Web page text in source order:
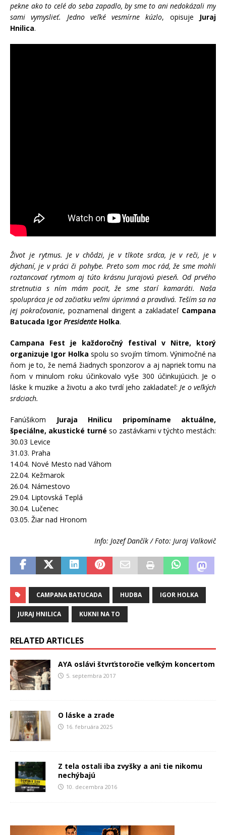
pekne ako to celé do seba zapadlo, by sme to ani nedokázali my
sami vymyslieť. Jedno veľké vesmírne kúzlo, opisuje
Juraj
Hnilica.
Život je rytmus. Je v chôdzi, je v tlkote srdca, je v reči, je v
dýchaní, je v práci či pohybe. Preto som moc rád, že sme mohli
roztancovať rytmom aj túto krásnu Jurajovú pieseň. Od prvého
stretnutia s ním mám pocit, že sme starí kamaráti. Naša
spolupráca je od začiatku veľmi úprimná a pravdivá. Teším sa na
jej pokračovanie, poznamenal dirigent a zakladateľ Campana
Batucada Igor Presidente Holka.
Campana Fest je každoročný festival v Nitre, ktorý
organizuje Igor Holka spolu so svojím tímom. Výnimočné na
ňom je to, že nemá žiadnych sponzorov a aj napriek tomu na
ňom v minulom roku účinkovalo vyše 300 účinkujúcich. Je o
láske k muzike a životu a ako tvrdí jeho zakladateľ: Je o veľkých
srdciach.
Fanúšikom
Juraja Hnilicu pripomíname aktuálne,
špeciálne, akustické turné so zastávkami v týchto mestách:
30.03 Levice
31.03. Praha
14.04. Nové Mesto nad Váhom
22.04. Kežmarok
26.04. Námestovo
29.04. Liptovská Teplá
30.04. Lučenec
03.05. Žiar nad Hronom
Info: Jozef Dančík / Foto: Juraj Valkovič
CAMPANA BATUCADA HUDBA IGOR HOLKA
JURAJ HNILICA KUKNI NA TO
RELATED ARTICLES
AYA oslávi štvrťstoročie veľkým koncertom
5. septembra 2017
O láske a zrade
16. februára 2025
Z tela ostali iba zvyšky a ani tie nikomu
nechýbajú
10. decembra 2016